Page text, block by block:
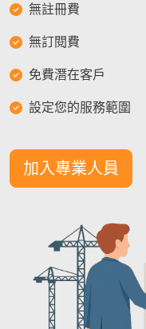
無註冊費
無訂閱費
免費潛在客戶
設定您的服務範圍
加入專業人員